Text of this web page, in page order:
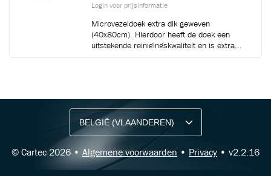
Login voor prijsinformatie
Microvezeldoek extra dik geweven
(40x80cm). Hierdoor heeft de doek een
uitstekende reinigingskwaliteit en is extra...
© Cartec 2026 • Algemene voorwaarden • Privacy • v2.2.16
Ontvang vakgerelateerde tips,
aanbiedingen en productupdates van Cartec.